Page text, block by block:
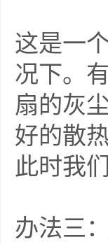
这是一
况下。
扇的灰
好的散
此时我
办法三